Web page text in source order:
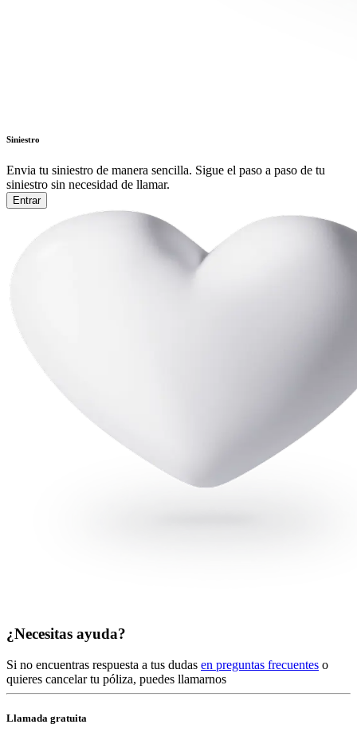
Siniestro
Envia tu siniestro de manera sencilla. Sigue el paso a paso de tu
siniestro sin necesidad de llamar.
Entrar
¿Necesitas ayuda?
Si no encuentras respuesta a tus dudas en preguntas frecuentes o
quieres cancelar tu póliza, puedes llamarnos
Llamada gratuita